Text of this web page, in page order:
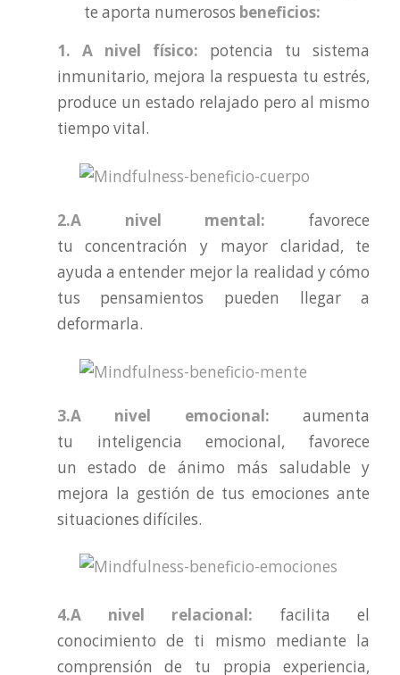
te aporta numerosos beneficios:
1. A nivel físico: potencia tu sistema
inmunitario, mejora la respuesta tu estrés,
produce un estado relajado pero al mismo
tiempo vital.
2.A nivel mental:favorece
tu concentración y mayor claridad, te
ayuda a entender mejor la realidad y cómo
tus pensamientos pueden llegar a
deformarla.
3.A nivel emocional:aumenta
tu inteligencia emocional, favorece
un estado de ánimo más saludable y
mejora la gestión de tus emociones ante
situaciones difíciles.
4.A nivel relacional: facilita el
conocimiento de ti mismo mediante la
comprensión de tu propia experiencia,